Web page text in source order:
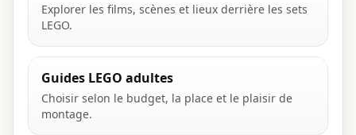
Explorer les films, scènes et lieux derrière les sets
LEGO.
Guides LEGO adultes
Choisir selon le budget, la place et le plaisir de
montage.